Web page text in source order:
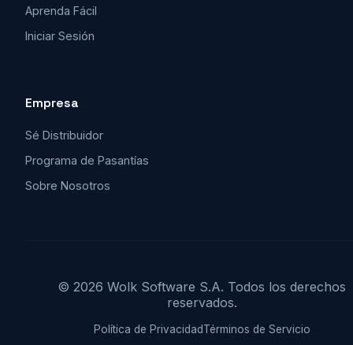
Aprenda Fácil
Iniciar Sesión
Empresa
Sé Distribuidor
Programa de Pasantías
Sobre Nosotros
© 2026 Wolk Software S.A. Todos los derechos
reservados.
Política de PrivacidadTérminos de Servicio